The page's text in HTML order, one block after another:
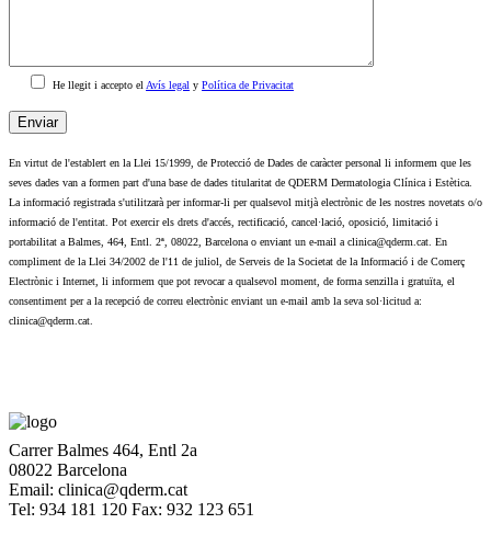
He llegit i accepto elAvís legal y Política de Privacitat
En virtut de l'establert en la Llei 15/1999, de Protecció de Dades de caràcter personal li informem que les
seves dades van a formen part d'una base de dades titularitat de QDERM Dermatologia Clínica i Estètica.
La informació registrada s'utilitzarà per informar-li per qualsevol mitjà electrònic de les nostres novetats o/o
informació de l'entitat. Pot exercir els drets d'accés, rectificació, cancel·lació, oposició, limitació i
portabilitat a Balmes, 464, Entl. 2ª, 08022, Barcelona o enviant un e-mail a clinica@qderm.cat. En
compliment de la Llei 34/2002 de l'11 de juliol, de Serveis de la Societat de la Informació i de Comerç
Electrònic i Internet, li informem que pot revocar a qualsevol moment, de forma senzilla i gratuïta, el
consentiment per a la recepció de correu electrònic enviant un e-mail amb la seva sol·licitud a:
clinica@qderm.cat.
Carrer Balmes 464, Entl 2a
08022 Barcelona
Email: clinica@qderm.cat
Tel: 934 181 120 Fax: 932 123 651